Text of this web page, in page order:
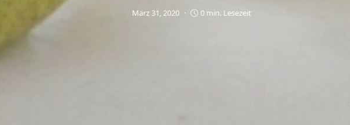
März 31, 2020 0 min. Lesezeit